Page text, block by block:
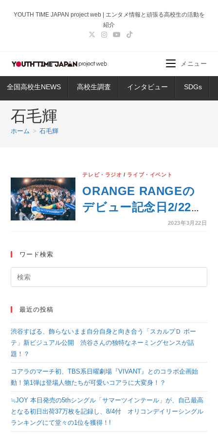
ス
ッ
YOUTH TIME JAPAN project web | エンタメ情報と頑張る高校生の活動を
紹介
全国高校生NEWS 高校生調査 インタビュー SDGs
メニュー
石毛輝
ホーム > 石毛輝
テレビ・ラジオ / ライブ・イベント
ORANGE RANGEの
デビュー記念日2/22に
開催されたトリビュー
スペースシャワーTV
でオンエア！
2023年3月22日
ワード検索
最近の投稿
渋谷すばる、飾らないまま自分自身と向き合う「スカルプＤ ボー
テ」新ビジュアル公開 渋谷さんの独特なネーミングセンスが話
題！？
コアラのマーチ初、TBS系日曜劇場『VIVANT』とのコラボ企画始
動！第1弾は登場人物たちが可愛いコアラに大変身！？
≒JOY 本日発売の5thシングル「サマーツインテール」が、自己最高
となる初日出荷37万枚を記録し、8/4付 オリコンデイリーシングル
ランキングにて堂々の1位を獲得！!